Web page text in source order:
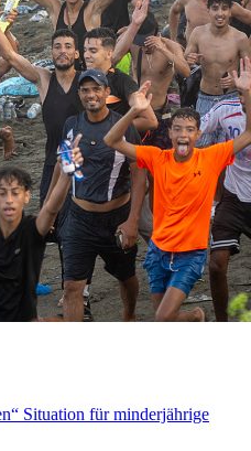
Situation für minderjährige